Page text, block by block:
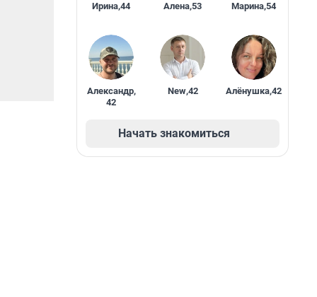
Ирина,44 Алена,53 Марина,54
Александр,
42
New,42 Алёнушка,42
Начать знакомиться